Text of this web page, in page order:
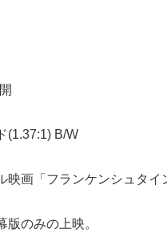
(1.37:1) B/W
映画「フランケンシュタイ
版のみの上映。